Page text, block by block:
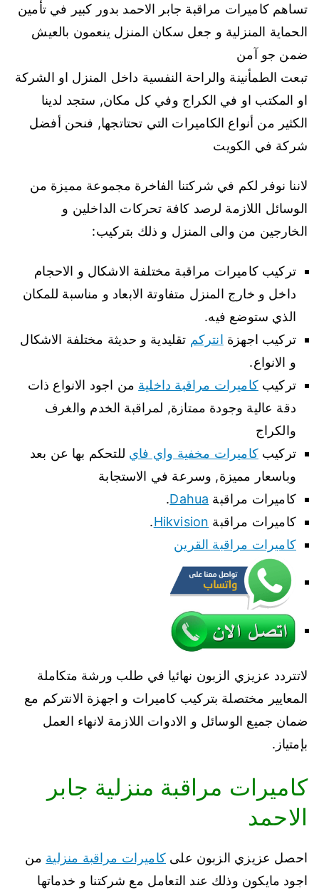
تساهم كاميرات مراقبة جابر الاحمد بدور كبير في تأمين
الحماية المنزلية و جعل سكان المنزل ينعمون بالعيش
ضمن جو آمن
تبعت الطمأنينة والراحة النفسية داخل المنزل او الشركة
او المكتب او في الكراج وفي كل مكان, ستجد لدينا
الكثير من أنواع الكاميرات التي تحتاتجها, فنحن أفضل
شركة في الكويت
لاننا نوفر لكم في شركتنا الفاخرة مجموعة مميزة من
الوسائل اللازمة لرصد كافة تحركات الداخلين و
الخارجين من والى المنزل و ذلك بتركيب:
تركيب كاميرات مراقبة مختلفة الاشكال و الاحجام
داخل و خارج المنزل متفاوتة الابعاد و مناسبة للمكان
الذي ستوضع فيه.
تركيب اجهزة انتركم تقليدية و حديثة مختلفة الاشكال
و الانواع.
تركيبكاميرات مراقبة داخلية من اجود الانواع ذات
دقة عالية وجودة ممتازة, لمراقبة الخدم والغرف
والكراج
تركيبكاميرات مخفية واي فاي للتحكم بها عن بعد
وباسعار مميزة, وسرعة في الاستجابة
كاميرات مراقبة Dahua
.
كاميرات مراقبة Hikvision
.
كاميرات مراقبة القرين
لاتتردد عزيزي الزبون نهائيا في طلب ورشة متكاملة
المعايير مختصلة بتركيب كاميرات و اجهزة الانتركم مع
ضمان جميع الوسائل و الادوات اللازمة لانهاء العمل
بإمتياز.
كاميرات مراقبة منزلية جابر
الاحمد
احصل عزيزي الزبون على كاميرات مراقبة منزلية من
اجود مايكون وذلك عند التعامل مع شركتنا و خدماتها